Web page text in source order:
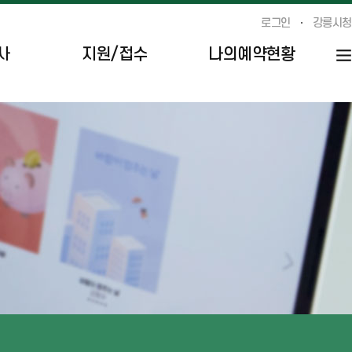
로그인 강릉시청
지원/접수 나의예약현황